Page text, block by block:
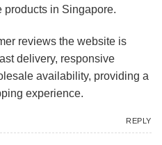
products in Singapore.
reviews the website is
delivery, responsive
availability, providing a
experience.
REPLY